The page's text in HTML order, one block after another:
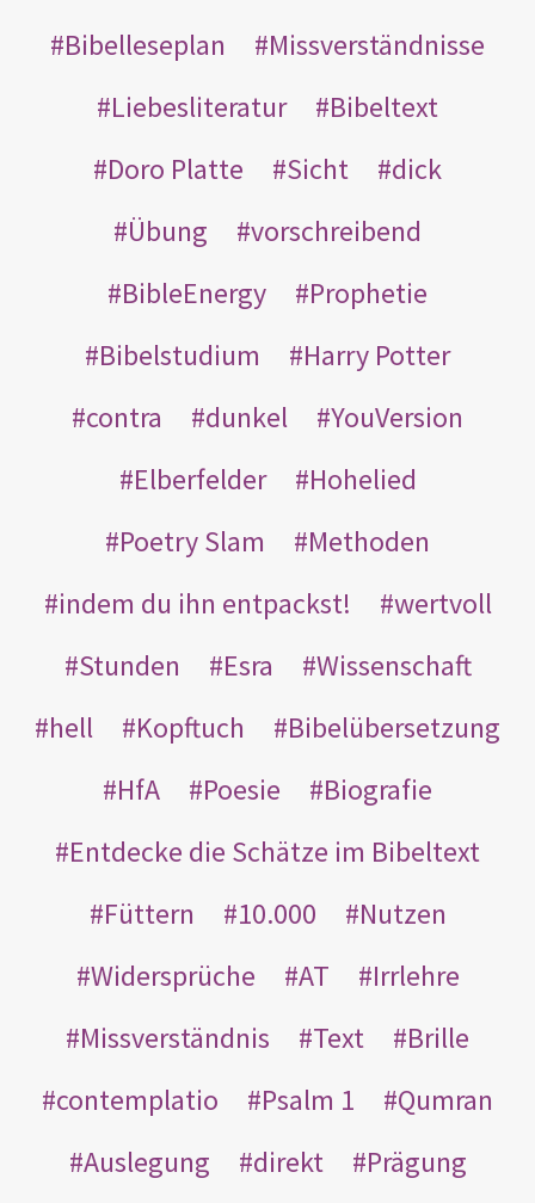
Bibelleseplan
Missverständnisse
Liebesliteratur
Bibeltext
Doro Platte
Sicht
dick
Übung
vorschreibend
BibleEnergy
Prophetie
Bibelstudium
Harry Potter
contra
dunkel
YouVersion
Elberfelder
Hohelied
Poetry Slam
Methoden
indem du ihn entpackst!
wertvoll
Stunden
Esra
Wissenschaft
hell
Kopftuch
Bibelübersetzung
HfA
Poesie
Biografie
Entdecke die Schätze im Bibeltext
Füttern
10.000
Nutzen
Widersprüche
AT
Irrlehre
Missverständnis
Text
Brille
contemplatio
Psalm 1
Qumran
Auslegung
direkt
Prägung